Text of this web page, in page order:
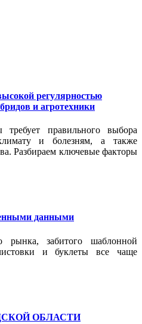
регулярностью
и агротехники
правильного выбора
и болезням, а также
Разбираем ключевые факторы
данными
рынка, забитого шаблонной
и буклеты все чаще
ОБЛАСТИ